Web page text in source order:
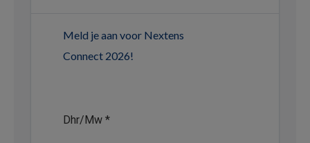
Meld je aan voor Nextens
Connect 2026!
Dhr/Mw *